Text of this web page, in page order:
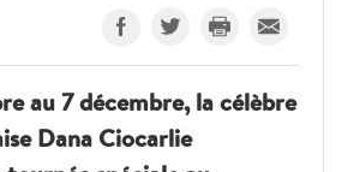
au 7 décembre, la célèbre
Dana Ciocarlie